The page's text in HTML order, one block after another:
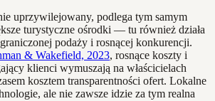
uprzywilejowany, podlega tym samym
turystyczne ośrodki — tu również działa
podaży i rosnącej konkurencji.
& Wakefield, 2023, rosnące koszty i
klienci wymuszają na właścicielach
kosztem transparentności ofert. Lokalne
ale nie zawsze idzie za tym realna